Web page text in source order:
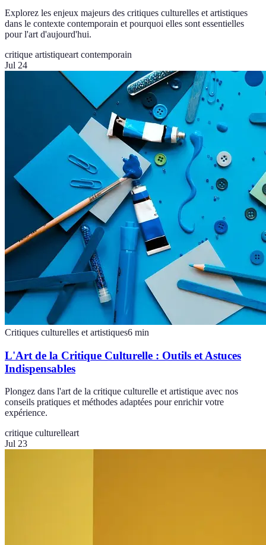
Explorez les enjeux majeurs des critiques culturelles et artistiques
dans le contexte contemporain et pourquoi elles sont essentielles
pour l'art d'aujourd'hui.
critique artistiqueart contemporain
Jul 24
Critiques culturelles et artistiques6 min
L'Art de la Critique Culturelle : Outils et Astuces
Indispensables
Plongez dans l'art de la critique culturelle et artistique avec nos
conseils pratiques et méthodes adaptées pour enrichir votre
expérience.
critique culturelleart
Jul 23